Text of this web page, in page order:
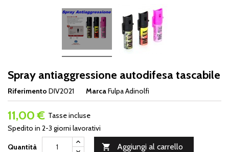
Spray antiaggressione autodifesa tascabile
Riferimento DIV2021 MarcaFulpa Adinolfi
11,00 € Tasse incluse
Spedito in 2-3 giorni lavorativi
Quantità  Aggiungi al carrello